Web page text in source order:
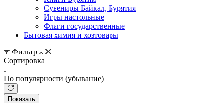
Сувениры Байкал, Бурятия
Игры настольные
Флаги государственные
Бытовая химия и хозтовары
Фильтр
Сортировка
По популярности (убывание)
Показать